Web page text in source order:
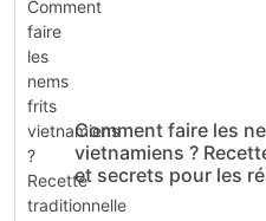
Comment faire les
vietnamiens ?
et secrets pour les